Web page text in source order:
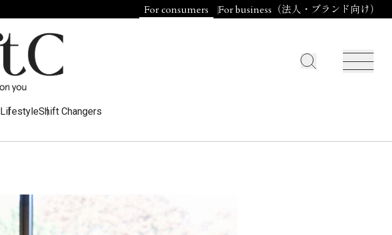
For consumers For business（法人・ブランド向け）
LifestyleShift Changers